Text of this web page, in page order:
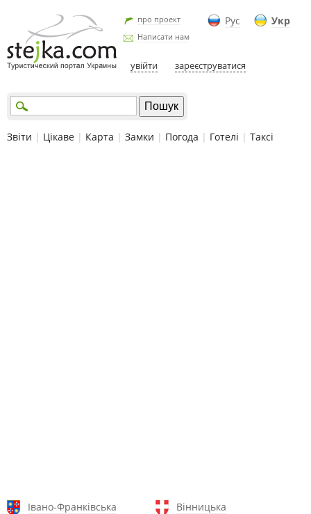
Рус Укр
про проект
Написати нам
увійти зареєструватися
Звіти | Цікаве | Карта | Замки | Погода | Готелі | Таксі
Івано-Франківська
Вінницька